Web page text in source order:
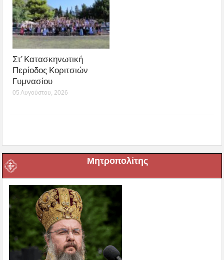
Στ’ Κατασκηνωτική
Περίοδος Κοριτσιών
Γυμνασίου
05 Αυγούστου, 2026
Μητροπολίτης